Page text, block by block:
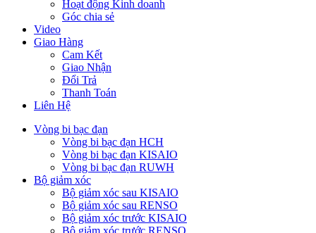
Hoạt động Kinh doanh
Góc chia sẻ
Video
Giao Hàng
Cam Kết
Giao Nhận
Đổi Trả
Thanh Toán
Liên Hệ
Vòng bi bạc đạn
Vòng bi bạc đạn HCH
Vòng bi bạc đạn KISAIO
Vòng bi bạc đạn RUWH
Bộ giảm xóc
Bộ giảm xóc sau KISAIO
Bộ giảm xóc sau RENSO
Bộ giảm xóc trước KISAIO